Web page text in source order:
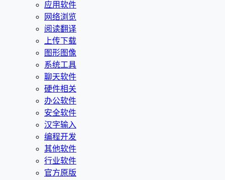
应用软件
网络浏览
阅读翻译
上传下载
图形图像
系统工具
聊天软件
硬件相关
办公软件
安全软件
汉字输入
编程开发
其他软件
行业软件
官方原版